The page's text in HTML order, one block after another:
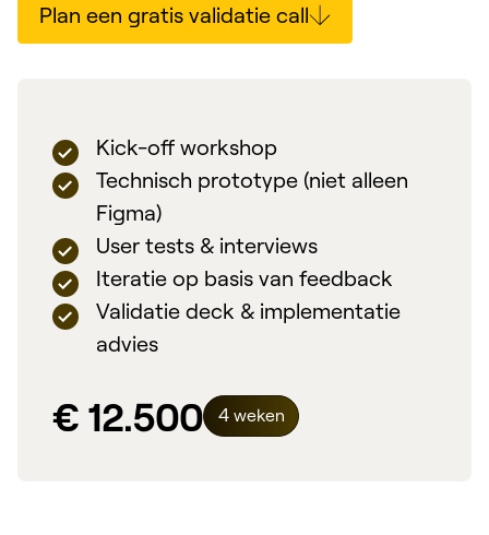
Plan een gratis validatie call
Kick-off workshop
Technisch prototype (niet alleen
Figma)
User tests & interviews
Iteratie op basis van feedback
Validatie deck & implementatie
advies
€ 12.500 4 weken